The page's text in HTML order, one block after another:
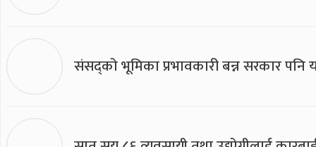
संसद्को भूमिका प्रभावकारी बन्न सरकार पनि